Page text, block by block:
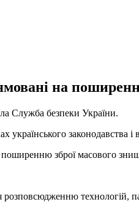
на
Служба безпеки України.
законодавства і
поширенню зброї масового
технологій,